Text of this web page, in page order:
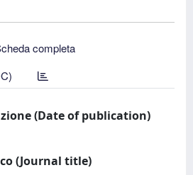
completa
(Date of publication)
(Journal title)